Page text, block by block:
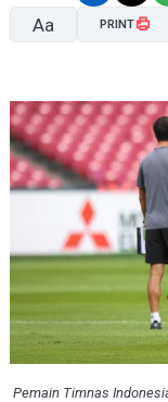
Aa
A-
PRINT
Pemain Timnas